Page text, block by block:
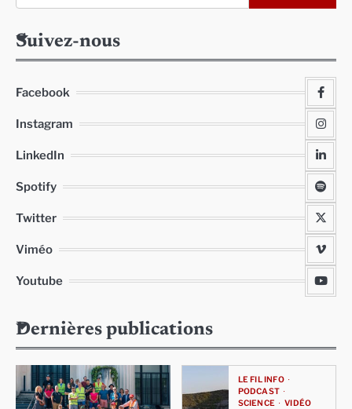
Suivez-nous
Facebook
Instagram
LinkedIn
Spotify
Twitter
Viméo
Youtube
Dernières publications
LE FIL INFO
PODCAST
SCIENCE
VIDÉO